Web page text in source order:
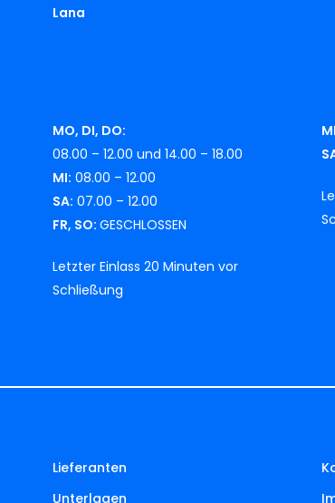
Lana
MO, DI, DO:
08.00 – 12.00 und 14.00 – 18.00
MI: 08.00 – 12.00
SA: 07.00 – 12.00
FR, SO: GESCHLOSSEN
Letzter Einlass 20 Minuten vor
Schließung
Lieferanten
Unterlagen